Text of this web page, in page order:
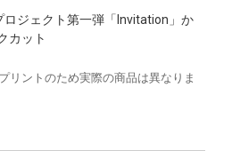
ロジェクト第一弾「Invitation」か
カット
リントのため実際の商品は異なりま